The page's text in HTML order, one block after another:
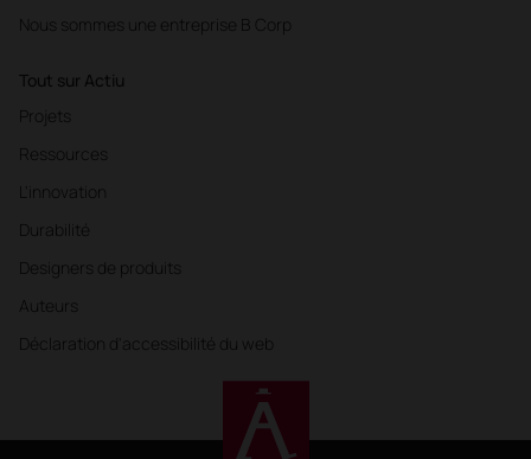
Nous sommes une entreprise B Corp
Tout sur Actiu
Projets
Ressources
L'innovation
Durabilité
Designers de produits
Auteurs
Déclaration d'accessibilité du web